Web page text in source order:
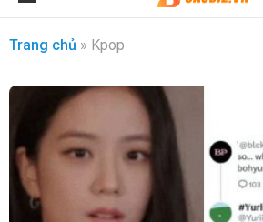
Trang chủ » Kpop